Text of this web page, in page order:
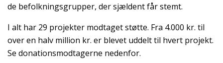
de befolkningsgrupper, der sjældent får stemt.
I alt har 29 projekter modtaget støtte. Fra 4.000 kr. til
over en halv million kr. er blevet uddelt til hvert projekt.
Se donationsmodtagerne nedenfor.